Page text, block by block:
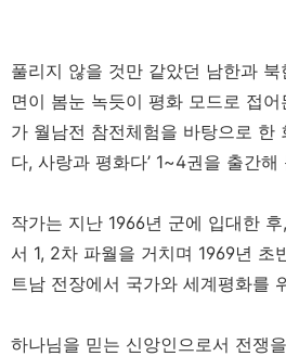
풀리지 않을 것만 같았던 남한과
면이 봄눈 녹듯이 평화 모드로 접
가 월남전 참전체험을 바탕으로 한
다, 사랑과 평화다’ 1~4권을 출간
작가는 지난 1966년 군에 입대한
서 1, 2차 파월을 거치며 1969년 초
트남 전장에서 국가와 세계평화를
하나님을 믿는 신앙인으로서 전쟁